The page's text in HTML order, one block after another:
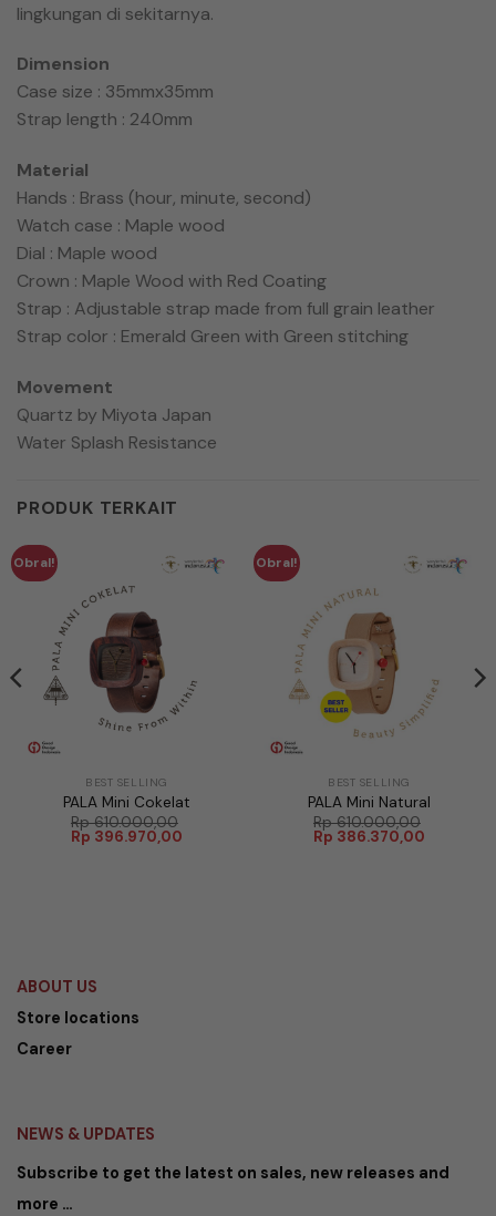
lingkungan di sekitarnya.
Dimension
Case size : 35mmx35mm
Strap length : 240mm
Material
Hands : Brass (hour, minute, second)
Watch case : Maple wood
Dial : Maple wood
Crown : Maple Wood with Red Coating
Strap : Adjustable strap made from full grain leather
Strap color : Emerald Green with Green stitching
Movement
Quartz by Miyota Japan
Water Splash Resistance
PRODUK TERKAIT
Obral!
BEST SELLING
PALA Mini Cokelat
Rp610.000,00
Harga
aslinya
Rp 396.970,00
Obral!
BEST SELLING
PALA Mini Natural
Rp610.000,00
Harga
aslinya
Rp 386.370,00
ABOUT US
Store locations
Career
NEWS & UPDATES
Subscribe to get the latest on sales, new releases and
more …